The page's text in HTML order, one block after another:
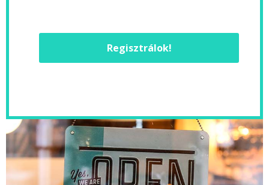
Regisztrálok!